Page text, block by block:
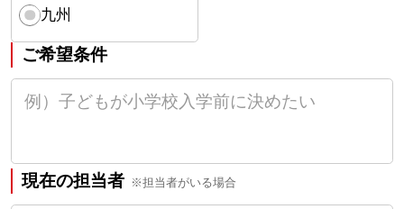
九州
ご希望条件
現在の担当者 ※担当者がいる場合